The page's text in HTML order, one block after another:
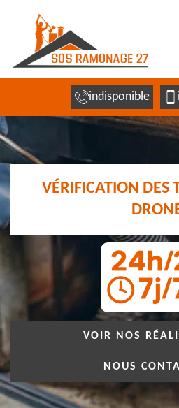
indisponible
VÉRIFICATION DES
VOIR NOS
NOUS